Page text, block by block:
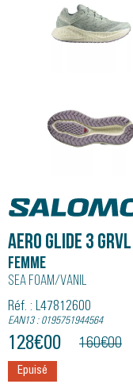
Salomon
AERO GLIDE 3 GRVL
Femme
Sea Foam/vanil
Réf. : L47812600
EAN13 : 0195751944564
128€00 160€00
Epuisé